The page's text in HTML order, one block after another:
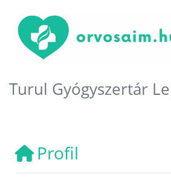
Turul Gyógyszertár
Profil